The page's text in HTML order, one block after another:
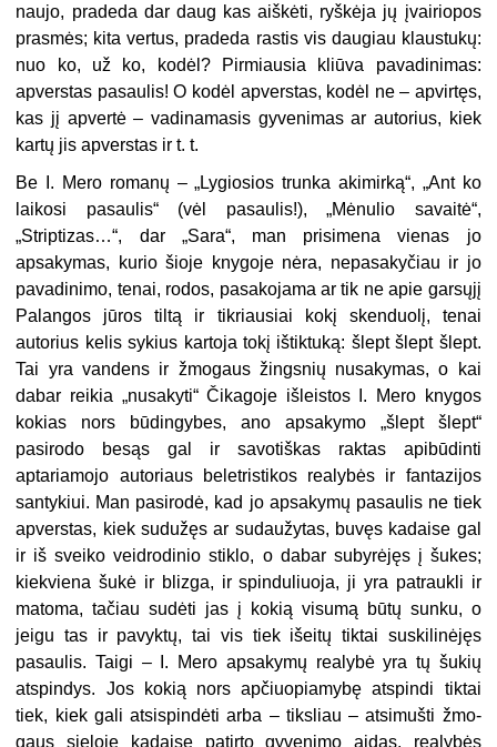
naujo, pradeda dar daug kas aiškėti, ryškėja jų įvairiopos
prasmės; kita vertus, pradeda rastis vis daugiau klaustukų:
nuo ko, už ko, kodėl? Pirmiausia kliūva pavadi­nimas:
apverstas pasaulis! O kodėl apverstas, kodėl ne – apvirtęs,
kas jį apvertė – vadinamasis gyvenimas ar autorius, kiek
kartų jis apverstas ir t. t.
Be I. Mero romanų – „Lygiosios trunka akimirką“, „Ant ko
laikosi pa­saulis“ (vėl pasaulis!), „Mėnulio sa­vaitė“,
„Striptizas…“, dar „Sara“, man prisimena vienas jo
apsakymas, ku­rio šioje knygoje nėra, nepasakyčiau ir jo
pavadinimo, tenai, rodos, pasa­kojama ar tik ne apie garsųjį
Palan­gos jūros tiltą ir tikriausiai kokį skenduolį, tenai
autorius kelis sykius kartoja tokį ištiktuką: šlept šlept šlept.
Tai yra vandens ir žmogaus žingsnių nusakymas, o kai
dabar rei­kia „nusakyti“ Čikagoje išleistos I. Mero knygos
kokias nors būdingybes, ano apsakymo „šlept šlept“
pasirodo besąs gal ir savotiškas raktas apibū­dinti
aptariamojo autoriaus beletristi­kos realybės ir fantazijos
santykiui. Man pasirodė, kad jo apsakymų pa­saulis ne tiek
apverstas, kiek sudu­žęs ar sudaužytas, buvęs kadaise gal
ir iš sveiko veidrodinio stiklo, o dabar subyrėjęs į šukes;
kiekviena šukė ir blizga, ir spinduliuoja, ji yra patrauk­li ir
matoma, tačiau sudėti jas į kokią visumą būtų sunku, o
jeigu tas ir pa­vyktų, tai vis tiek išeitų tiktai suskilinėjęs
pasaulis. Taigi – I. Mero apsaky­mų realybė yra tų šukių
atspindys. Jos kokią nors apčiuopiamybę at­spindi tiktai
tiek, kiek gali atsispin­dėti arba – tiksliau – atsimušti žmo­
gaus sieloje kadaise patirto gyvenimo aidas, realybės